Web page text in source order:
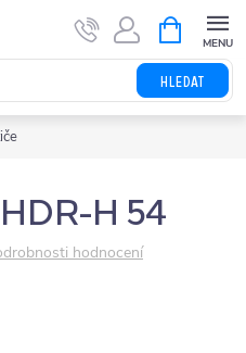
HLEDAT
NÁKUPNÍ
KOŠÍK
H 54
hodnocení